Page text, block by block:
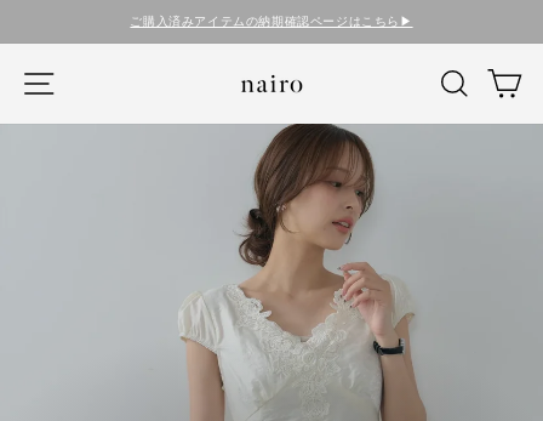
ご購入済みアイテムの納期確認ページはこちら▶︎
nairo 検索 カ